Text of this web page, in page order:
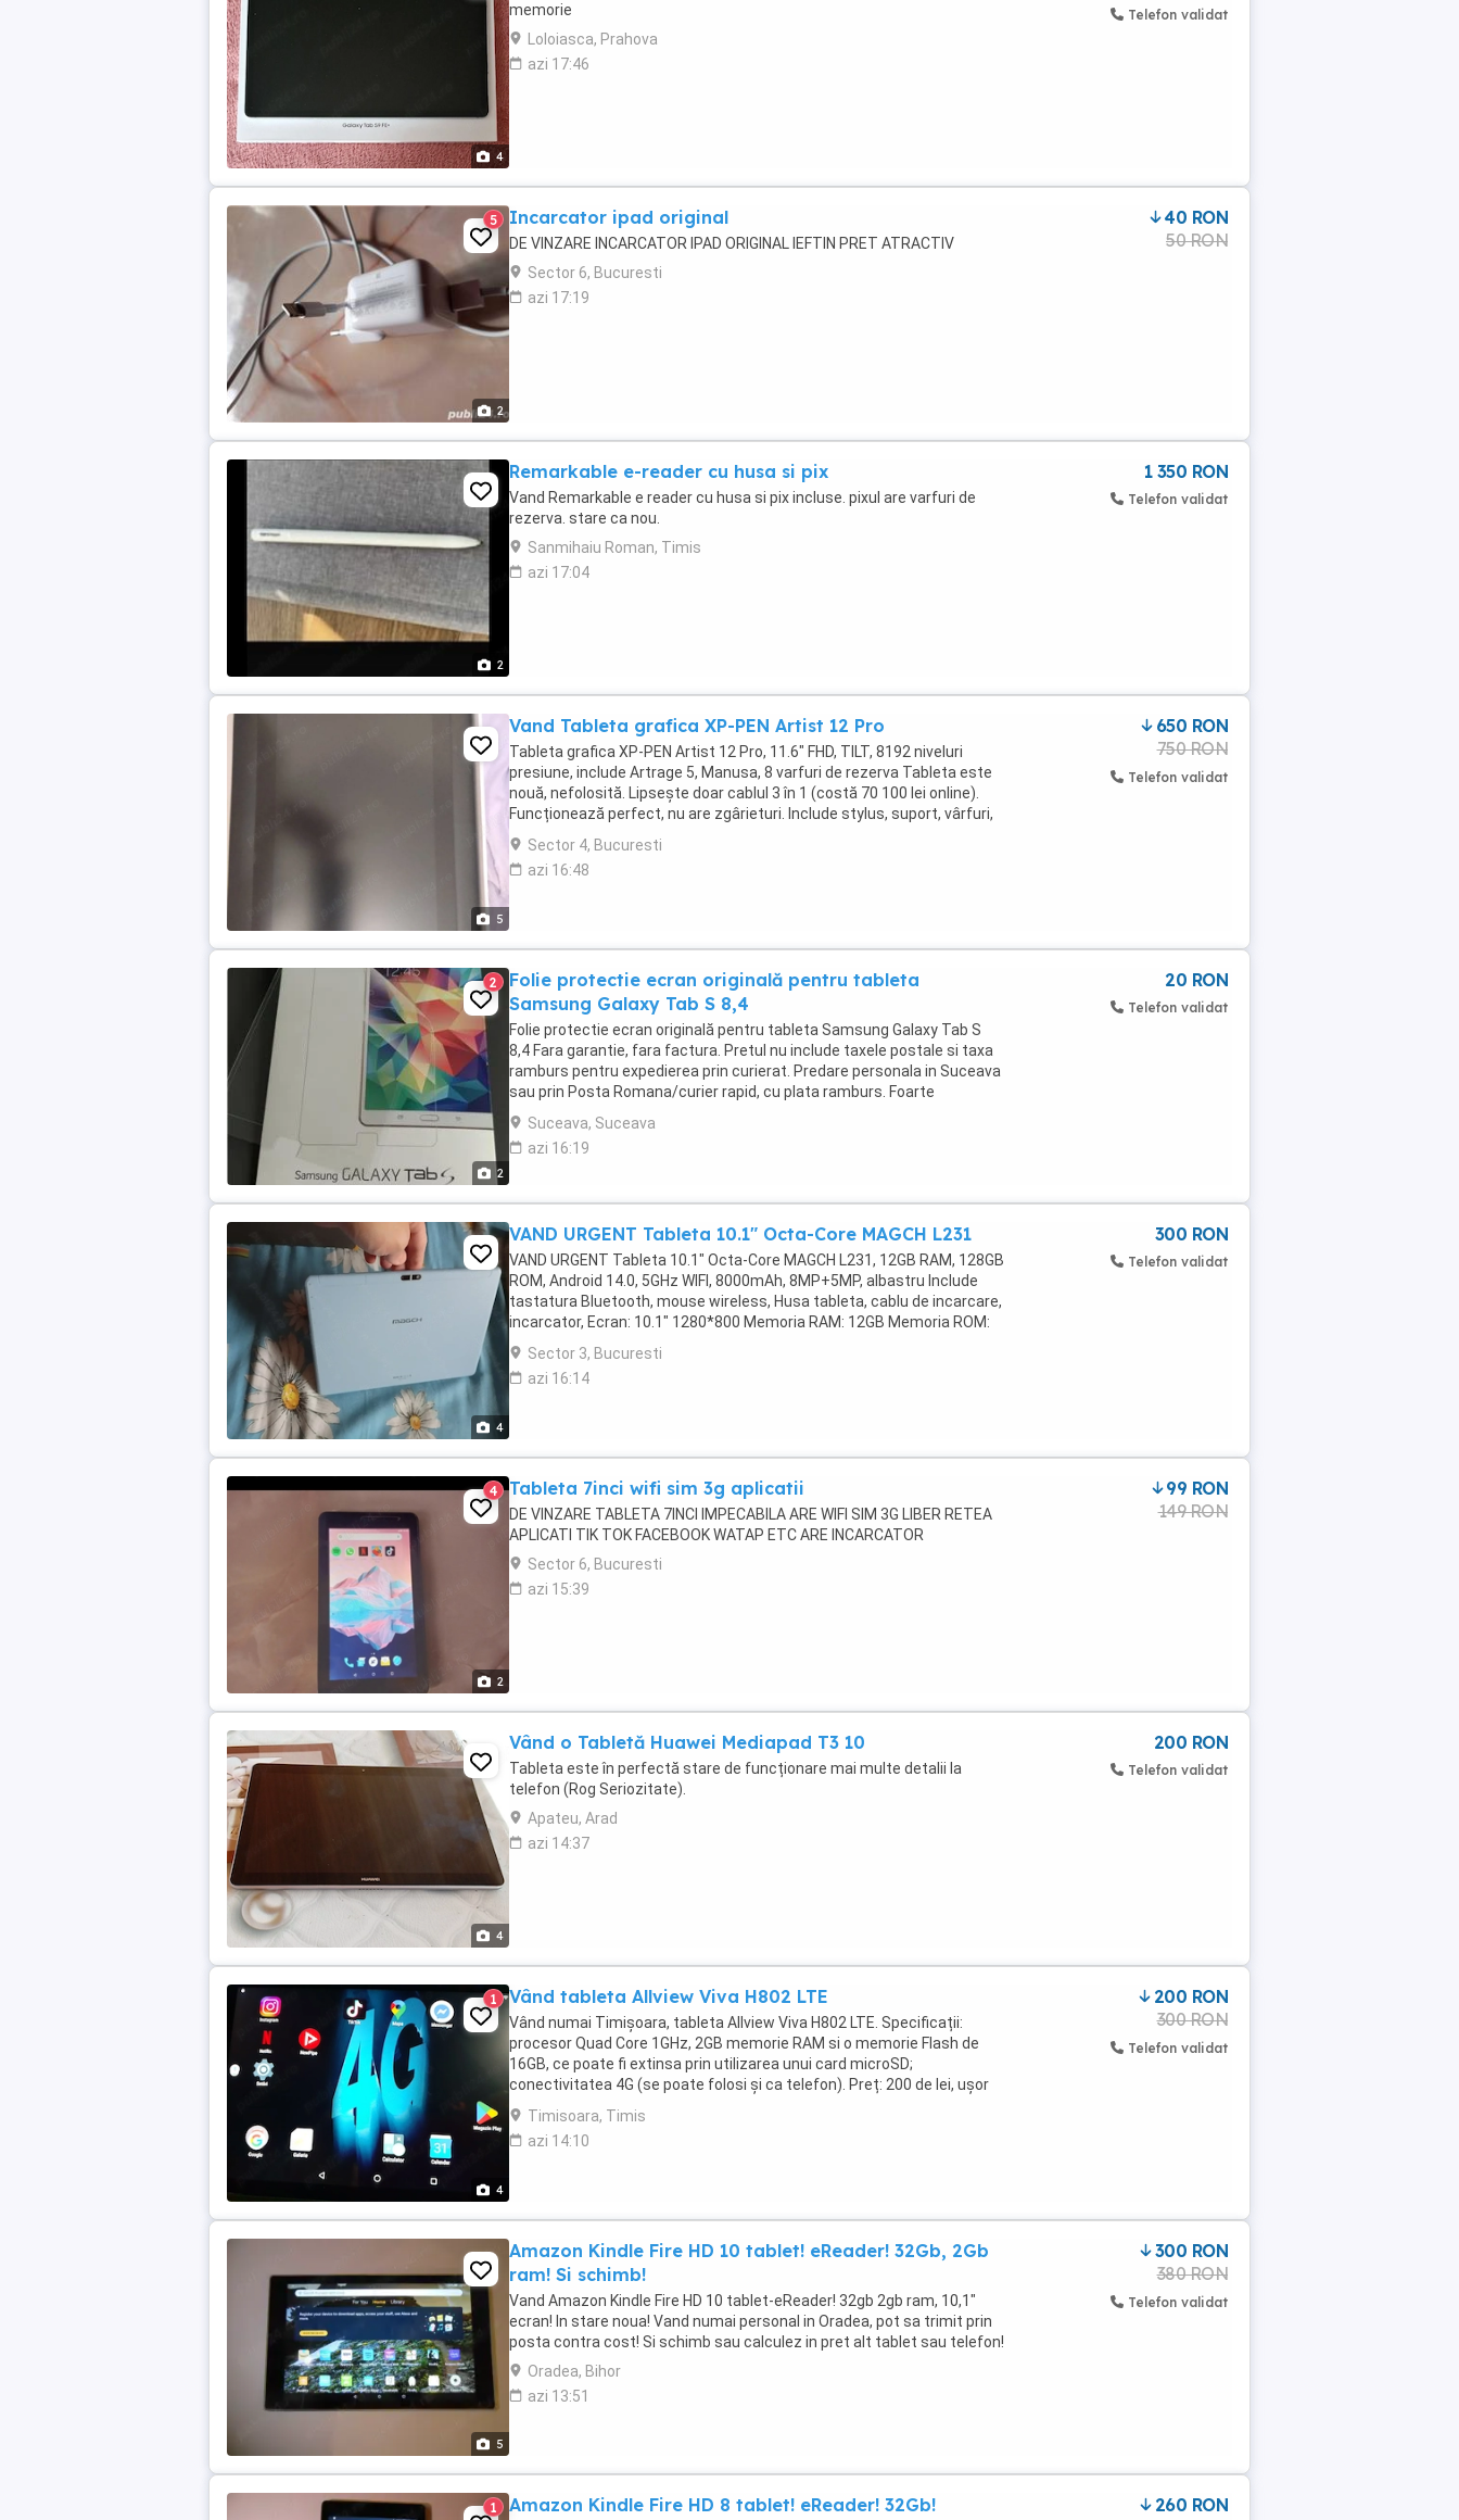
4
memorie
Loloiasca, Prahova
azi 17:46
Telefon validat
2
5 Incarcator ipad original
DE VINZARE INCARCATOR IPAD ORIGINAL IEFTIN PRET ATRACTIV
Sector 6, Bucuresti
azi 17:19
40 RON
50 RON
2
Remarkable e-reader cu husa si pix
Vand Remarkable e reader cu husa si pix incluse. pixul are varfuri de
rezerva. stare ca nou.
Sanmihaiu Roman, Timis
azi 17:04
1 350 RON
Telefon validat
5
Vand Tableta grafica XP-PEN Artist 12 Pro
Tableta grafica XP-PEN Artist 12 Pro, 11.6" FHD, TILT, 8192 niveluri
presiune, include Artrage 5, Manusa, 8 varfuri de rezerva Tableta este
nouă, nefolosită. Lipsește doar cablul 3 în 1 (costă 70 100 lei online).
Funcționează perfect, nu are zgârieturi. Include stylus, suport, vârfuri,
tot ce a venit ...
Sector 4, Bucuresti
azi 16:48
650 RON
750 RON
Telefon validat
2
2
Folie protectie ecran originală pentru tableta
Samsung Galaxy Tab S 8,4
Folie protectie ecran originală pentru tableta Samsung Galaxy Tab S
8,4 Fara garantie, fara factura. Pretul nu include taxele postale si taxa
ramburs pentru expedierea prin curierat. Predare personala in Suceava
sau prin Posta Romana/curier rapid, cu plata ramburs. Foarte
important: Pretul afisat este ...
Suceava, Suceava
azi 16:19
20 RON
Telefon validat
4
VAND URGENT Tableta 10.1" Octa-Core MAGCH L231
VAND URGENT Tableta 10.1" Octa-Core MAGCH L231, 12GB RAM, 128GB
ROM, Android 14.0, 5GHz WIFI, 8000mAh, 8MP+5MP, albastru Include
tastatura Bluetooth, mouse wireless, Husa tableta, cablu de incarcare,
incarcator, Ecran: 10.1" 1280*800 Memoria RAM: 12GB Memoria ROM:
128GB Procesor: Rockchip Octa-Core 2GHz Sistem: ...
Sector 3, Bucuresti
azi 16:14
300 RON
Telefon validat
2
4 Tableta 7inci wifi sim 3g aplicatii
DE VINZARE TABLETA 7INCI IMPECABILA ARE WIFI SIM 3G LIBER RETEA
APLICATI TIK TOK FACEBOOK WATAP ETC ARE INCARCATOR
Sector 6, Bucuresti
azi 15:39
99 RON
149 RON
4
Vând o Tabletă Huawei Mediapad T3 10
Tableta este în perfectă stare de funcționare mai multe detalii la
telefon (Rog Seriozitate).
Apateu, Arad
azi 14:37
200 RON
Telefon validat
4
1 Vând tableta Allview Viva H802 LTE
Vând numai Timișoara, tableta Allview Viva H802 LTE. Specificații:
procesor Quad Core 1GHz, 2GB memorie RAM si o memorie Flash de
16GB, ce poate fi extinsa prin utilizarea unui card microSD;
conectivitatea 4G (se poate folosi și ca telefon). Preț: 200 de lei, ușor
negociabil.
Timisoara, Timis
azi 14:10
200 RON
300 RON
Telefon validat
5
Amazon Kindle Fire HD 10 tablet! eReader! 32Gb, 2Gb
ram! Si schimb!
Vand Amazon Kindle Fire HD 10 tablet-eReader! 32gb 2gb ram, 10,1"
ecran! In stare noua! Vand numai personal in Oradea, pot sa trimit prin
posta contra cost! Si schimb sau calculez in pret alt tablet sau telefon!
Oradea, Bihor
azi 13:51
300 RON
380 RON
Telefon validat
1 Amazon Kindle Fire HD 8 tablet! eReader! 32Gb!
260 RON